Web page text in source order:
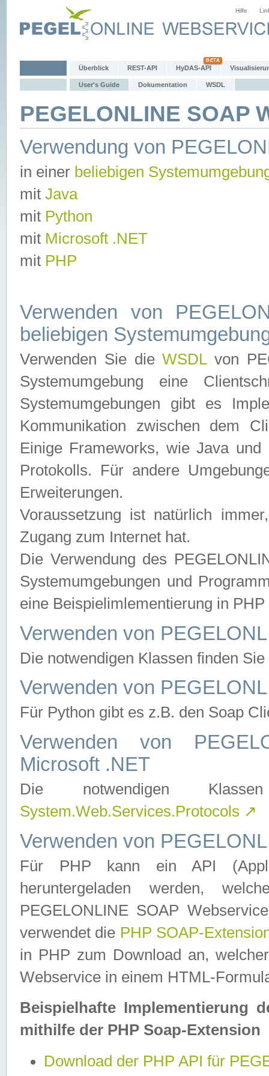
Hilfe
Überblick REST-API HyDAS-API
User's Guide Dokumentation WSDL
PEGELONLINE SOAP
Verwendung von
in einer beliebigen
mit Java
mit Python
mit Microsoft .NET
mit PHP
Verwenden von
beliebigen
Verwenden Sie dieWSDLvon
Systemumgebung eine
Systemumgebungen gibt es
Kommunikation zwischen dem
Einige Frameworks, wie Java
Protokolls. Für andere
Erweiterungen.
Voraussetzung ist natürlich
Zugang zum Internet hat.
Die Verwendung des
Systemumgebungen und
eine Beispielimlementierung in
Verwenden von
Die notwendigen Klassen finden
Verwenden von
Für Python gibt es z.B. den Soap
Verwenden von
Microsoft .NET
Die notwendigen
System.Web.Services.Protocols ↗
Verwenden von
Für PHP kann ein API
heruntergeladen werden,
PEGELONLINE SOAP
verwendet die PHP SOAP-
in PHP zum Download an,
Webservice in einem HTML-
Beispielhafte Implementierung
mithilfe der PHP Soap-Extension
Download der PHP API für